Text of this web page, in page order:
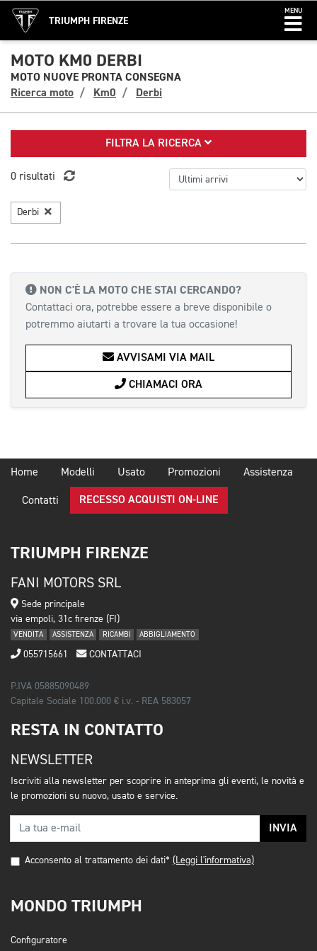
TRIUMPH FIRENZE
MENU
MOTO KM0 DERBI
MOTO NUOVE PRONTA CONSEGNA
Ricerca moto
Km0 Derbi
FILTRA LA RICERCA
0 risultati
Derbi
NON C'È LA MOTO CHE STAI CERCANDO?
Contattaci ora, potrebbe essere a breve disponibile o
potremmo aiutarti a trovare la tua occasione!
AVVISAMI VIA MAIL
CHIAMACI ORA
Home Modelli Usato Promozioni Assistenza
Contatti RECESSO ACQUISTI ON-LINE
TRIUMPH FIRENZE
FANI MOTORS SRL
Sede principale
via empoli, 31c firenze (FI)
VENDITA ASSISTENZA RICAMBI ABBIGLIAMENTO
055715661 CONTATTACI
P.IVA 05885090489
Capitale Sociale 100.000 € i.v. - REA 583057
RESTA IN CONTATTO
NEWSLETTER
Iscriviti alla newsletter per scoprire in anteprima gli eventi, le novità e
le promozioni su nuovo, usato e service.
INVIA
Acconsento al trattamento dei dati* (Leggi l'informativa)
MONDO TRIUMPH
Configuratore